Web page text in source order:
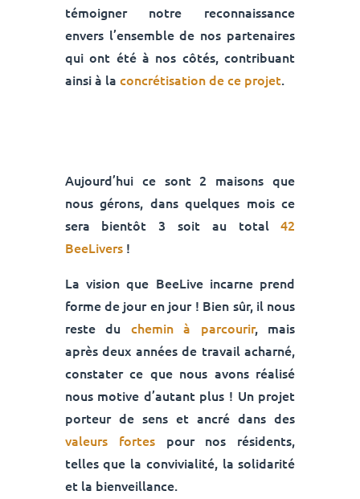
témoigner notre reconnaissance
envers l’ensemble de nos partenaires
qui ont été à nos côtés, contribuant
ainsi à la concrétisation de ce projet.
Aujourd’hui ce sont 2 maisons que
nous gérons, dans quelques mois ce
sera bientôt 3 soit au total42
BeeLivers!
La vision que BeeLive incarne prend
forme de jour en jour ! Bien sûr, il nous
reste du chemin à parcourir, mais
après deux années de travail acharné,
constater ce que nous avons réalisé
nous motive d’autant plus ! Un projet
porteur de sens et ancré dans des
valeurs fortespour nos résidents,
telles que la convivialité, la solidarité
et la bienveillance.